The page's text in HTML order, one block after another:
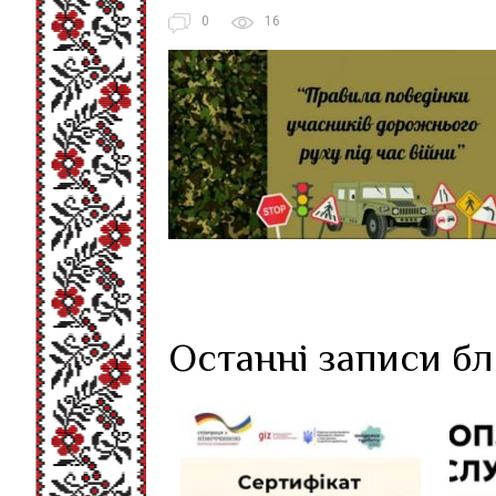
0 16
Останні записи